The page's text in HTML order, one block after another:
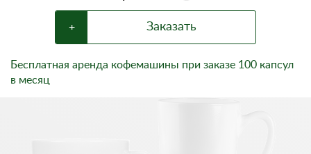
+ Заказать
Бесплатная аренда кофемашины при заказе 100 капсул
в месяц